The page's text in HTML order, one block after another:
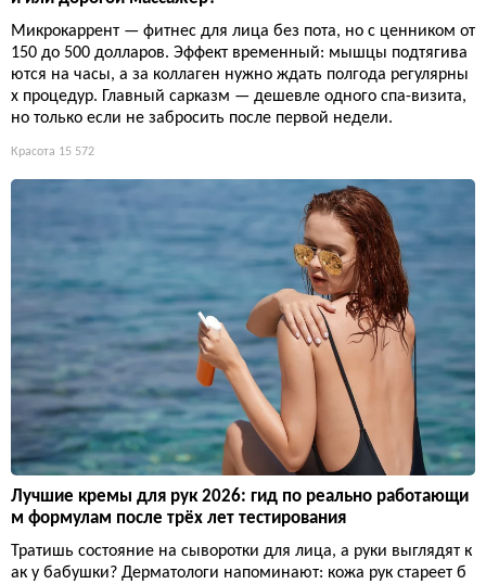
Микрокаррент — фитнес для лица без пота, но с ценником от
150 до 500 долларов. Эффект временный: мышцы подтягива
ются на часы, а за коллаген нужно ждать полгода регулярны
х процедур. Главный сарказм — дешевле одного спа-визита,
но только если не забросить после первой недели.
Красота 15 572
Лучшие кремы для рук 2026: гид по реально работающи
м формулам после трёх лет тестирования
Тратишь состояние на сыворотки для лица, а руки выглядят к
ак у бабушки? Дерматологи напоминают: кожа рук стареет б